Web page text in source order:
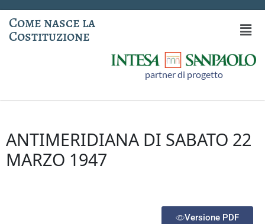
Come nasce la
Costituzione
partner di progetto
ANTIMERIDIANA DI SABATO 22
MARZO 1947
Versione PDF